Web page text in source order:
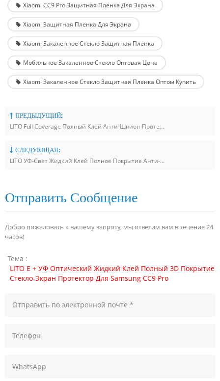
Xiaomi CC9 Pro Защитная Пленка Для Экрана
Xiaomi Защитная Пленка Для Экрана
Xiaomi Закаленное Стекло Защитная Пленка
Мобильное Закаленное Стекло Оптовая Цена
Xiaomi Закаленное Стекло Защитная Пленка Оптом Купить
ПРЕДЫДУЩИЙ:
LITO Full Coverage Полный Клей Анти-Шпион Протектор Экрана Из Закаленного Стекла Для Apple IPhone 11 / XR
СЛЕДУЮЩАЯ:
LITO УФ-Свет Жидкий Клей Полное Покрытие Анти-Синий Свет Протектор Экрана Для Стекла Для Samsung Note10 / 10 +
Отправить Сообщение
Добро пожаловать к вашему запросу, мы ответим вам в течение 24
часов!
Тема :
LITO E + УФ Оптический Жидкий Клей Полный 3D Покрытие
Стекло-Экран Протектор Для Samsung CC9 Pro